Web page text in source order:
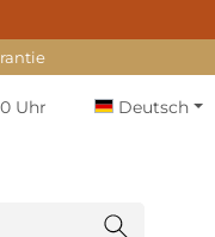
Uhr Deutsch